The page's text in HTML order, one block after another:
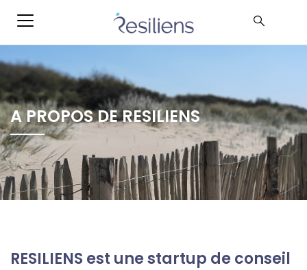
A PROPOS DE RESILIENS
RESILIENS est une startup de conseil